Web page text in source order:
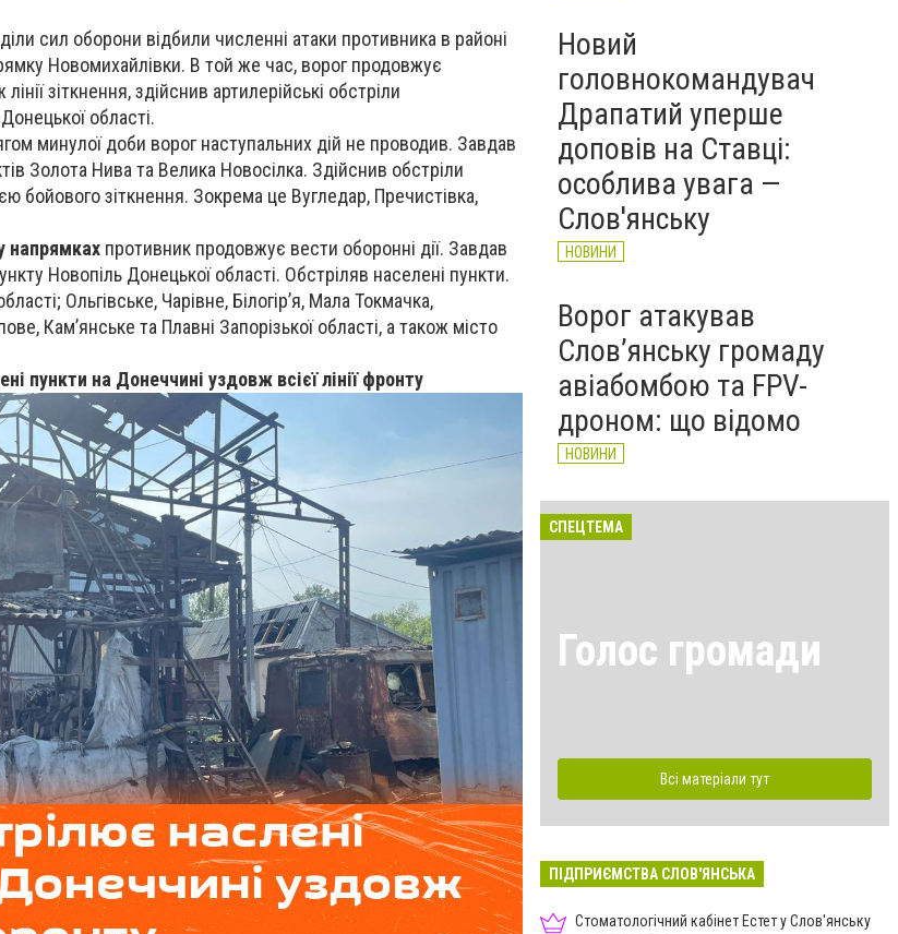
сил оборони відбили численні атаки противника в районі
Новомихайлівки. В той же час, ворог продовжує
зіткнення, здійснив артилерійські обстріли
області.
минулої доби ворог наступальних дій не проводив. Завдав
Золота Нива та Велика Новосілка. Здійснив обстріли
бойового зіткнення. Зокрема це Вугледар, Пречистівка,
напрямках противник продовжує вести оборонні дії. Завдав
Новопіль Донецької області. Обстріляв населені пункти.
Ольгівське, Чарівне, Білогір’я, Мала Токмачка,
Кам’янське та Плавні Запорізької області, а також місто
пункти на Донеччині уздовж всієї лінії фронту
Новий
головнокомандувач
Драпатий уперше
доповів на Ставці:
особлива увага —
Слов'янську
НОВИНИ
Ворог атакував
Слов’янську громаду
авіабомбою та FPV-
дроном: що відомо
НОВИНИ
СПЕЦТЕМА
Голос громади
Всі матеріали тут
ПІДПРИЄМСТВА СЛОВ'ЯНСЬКА
Стоматологічний кабінет Естет у Слов'янську